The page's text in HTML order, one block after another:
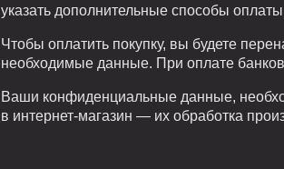
указать дополнительные способы
Чтобы оплатить покупку, вы будете
необходимые данные. При оплате
Ваши конфиденциальные данные,
в интернет-магазин — их обработка